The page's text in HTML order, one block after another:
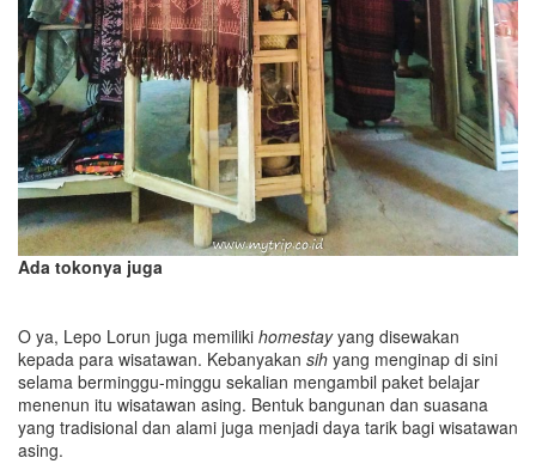
Ada tokonya juga
O ya, Lepo Lorun juga memiliki homestayyang disewakan
kepada para wisatawan. Kebanyakan sih yang menginap di sini
selama berminggu-minggu sekalian mengambil paket belajar
menenun itu wisatawan asing. Bentuk bangunan dan suasana
yang tradisional dan alami juga menjadi daya tarik bagi wisatawan
asing.